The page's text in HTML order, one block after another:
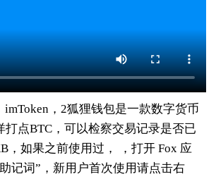
imToken，2狐狸钱包是一款数字货币
打点BTC，可以检察交易记录是否已
，如果之前使用过， ，打开 Fox 应
记词”，新用户首次使用请点击右